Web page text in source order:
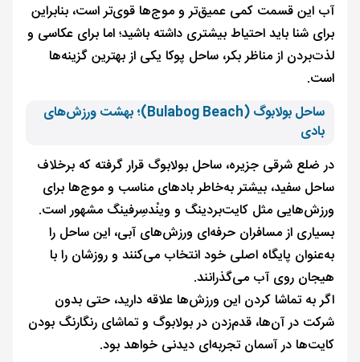
آب این قسمت کمی عمیق‌تر و موج‌ها قوی‌تر است، بنابراین
برای شنا باید احتیاط بیشتری داشته باشید؛ اما برای عکاسی و
لذت‌بردن از مناظر بکر، ساحل پوکا یکی از بهترین گزینه‌ها
است.
ساحل بولابوگ (Bulabog Beach)؛ بهشت ورزش‌های
بادی
در ضلع شرقی جزیره، ساحل بولابوگ قرار گرفته که برخلاف
ساحل سفید، بیشتر به‌خاطر بادهای مناسب و موج‌ها برای
ورزش‌هایی مثل کایت‌بردینگ و وینْدسِرفینگ مشهور است.
بسیاری از مسافران حرفه‌ای ورزش‌های آبی، این ساحل را
به‌عنوان پایگاه اصلی خود انتخاب می‌کنند و روزشان را با
هیجان روی آب می‌گذرانند.
اگر به تماشا کردن این ورزش‌ها علاقه دارید، حتی بدون
شرکت در آن‌ها، قدم‌زدن در بولابوگ و تماشای رنگارنگ بودن
کایت‌ها در آسمان تجربه‌ای دیدنی خواهد بود.